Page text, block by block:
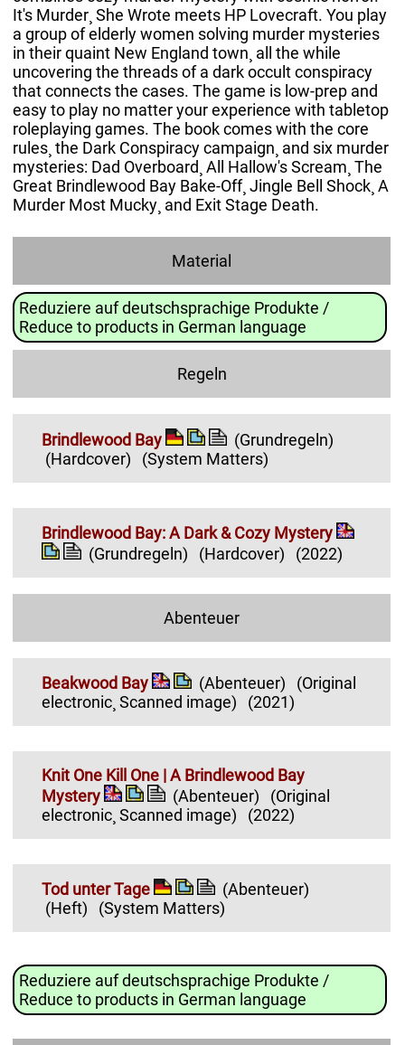
It's Murder¸ She Wrote meets HP Lovecraft. You play
a group of elderly women solving murder mysteries
in their quaint New England town¸ all the while
uncovering the threads of a dark occult conspiracy
that connects the cases. The game is low-prep and
easy to play no matter your experience with tabletop
roleplaying games. The book comes with the core
rules¸ the Dark Conspiracy campaign¸ and six murder
mysteries: Dad Overboard¸ All Hallow's Scream¸ The
Great Brindlewood Bay Bake-Off¸ Jingle Bell Shock¸ A
Murder Most Mucky¸ and Exit Stage Death.
Material
Reduziere auf deutschsprachige Produkte /
Reduce to products in German language
Regeln
Brindlewood Bay
(Grundregeln)
(Hardcover)
(System Matters)
Brindlewood Bay: A Dark & Cozy Mystery
(Grundregeln)
(Hardcover) (2022)
Abenteuer
Beakwood Bay (Abenteuer)
(Original
electronic¸ Scanned image)
(2021)
Knit One Kill One | A Brindlewood Bay
Mystery
(Abenteuer)
(Original
electronic¸ Scanned image)
(2022)
Tod unter Tage
(Abenteuer)
(Heft)
(System Matters)
Reduziere auf deutschsprachige Produkte /
Reduce to products in German language